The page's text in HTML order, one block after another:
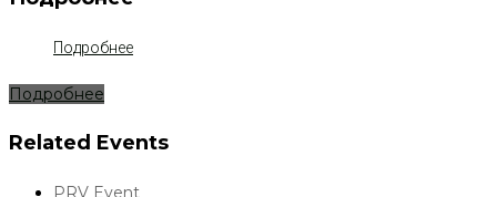
Подробнее
Подробнее
Related Events
PRV Event